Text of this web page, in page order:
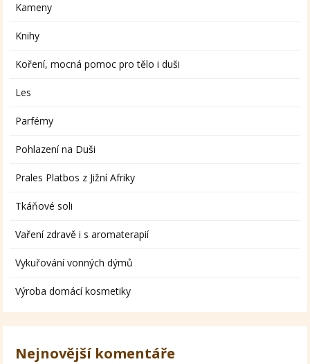
Kameny
Knihy
Koření, mocná pomoc pro tělo i duši
Les
Parfémy
Pohlazení na Duši
Prales Platbos z Jižní Afriky
Tkáňové soli
Vaření zdravě i s aromaterapií
Vykuřování vonných dýmů
Výroba domácí kosmetiky
Nejnovější komentáře